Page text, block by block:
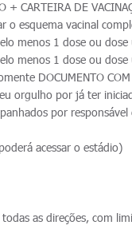
+ CARTEIRA DE
o esquema vacinal
menos 1 dose ou dose
menos 1 dose ou dose
DOCUMENTO
orgulho por já ter
por
acessar o estádio)
as direções, com